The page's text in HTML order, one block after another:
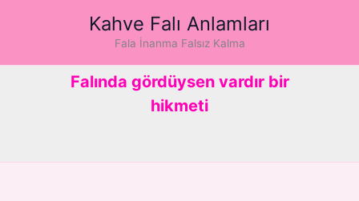
Kahve Falı Anlamları
Fala İnanma Falsız Kalma
Falında gördüysen vardır bir
hikmeti